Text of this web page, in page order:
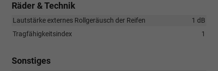
Räder & Technik
Lautstärke externes Rollgeräusch der Reifen
1 dB
Tragfähigkeitsindex
1
Sonstiges